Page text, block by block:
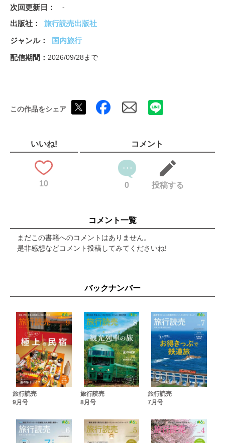
清津館 ◉清津峡湯元温泉・新潟 荒磯館 ◉荒磯温泉・島根
渡辺裕美
ぬる湯と山の緑に浸り目を静める 貝掛温泉 ◉新潟
自然湧出のラジウム温泉、温冷交代浴でゆったり 大湯元 津金
楼 ◉増富温泉・山梨
コラム 温泉パワーを感じる秘湯3選 岩本 薫
とろとろの湯を巡り、古き良き湯治場の風情を味わう 大沢温泉
ゆもとかん ◉五十沢温泉・新潟
不二ホテル ◉下部温泉・山梨 大喜泉 ◉釜沼温泉・長野
宝巌堂 ◉栃尾又温泉・新潟 B・B・C長湯 ◉長湯温泉・大分
コラム 郷愁の秘湯5 一人旅研究会
ここでしか食べられない「山人料理」に舌鼓 旅館 ひのえま
旬を迎える川ガニの滋味を楽しむ 樅峰苑 ◉強首温泉・秋田
骨まで軟らかいヒメマスの甘露煮 明治温泉 ◉奥蓼科温泉・長
秘湯の宿 滝見苑 ◉養老温泉・千葉 中の湯温泉旅館 ◉中の湯
米子鬼太郎空港から行く 鳥取県西部 秋絶景ドライブ
菊一、おでん居酒屋 三幸 本店、赤玉本店 ◉石川・金沢市
静岡おでん おがわ、しずおかおでん 三河屋、味の店 乃だや ◉
静岡・静岡市
かどや、じごろ小廣、おでん処 能古 ◉兵庫・姫路市
コラム 私の好きなおでん 山口恵以子（小説家）
ご当地おでんガイド 郷土料理ねぶた茶屋 ◉青森・青森市 お
でん三吉 ◉宮城・仙台市 八幡屋 ◉愛知・名古屋市
お酒と食事 うり ◉京都・京都市 松江おでん ごよう松 ◉島
根・松江市 おでんと日本酒 卸 ◉福岡・福岡市
実りの秋 アンテナショップ巡り
空から灯台 犬吠埼灯台 ◉千葉
この人に聞きました ◉静岡・静岡市
次回更新日 -
出版社
旅行読売出版社
ジャンル
国内旅行
配信期間
2026/09/28まで
この作品をシェア
いいね!
10
コメント
0 投稿する
コメント一覧
まだこの書籍へのコメントはありません。
是非感想などコメント投稿してみてくださいね!
バックナンバー
旅行読売
9月号
旅行読売
8月号
旅行読売
7月号